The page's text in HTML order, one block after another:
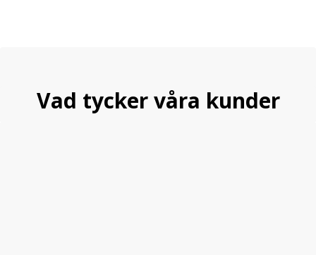
Vad tycker våra kunder